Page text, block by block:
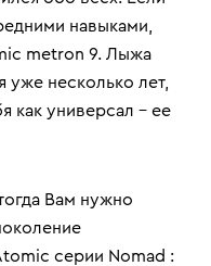
навыками,
metron 9. Лыжа
уже несколько лет,
как универсал – ее
Вам нужно
серии Nomad :